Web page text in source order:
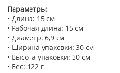
Параметры:
• Длина: 15 см
• Рабочая длина: 15 см
• Диаметр: 6,9 см
• Ширина упаковки: 30 см
• Высота упаковки: 30 см
• Вес: 122 г